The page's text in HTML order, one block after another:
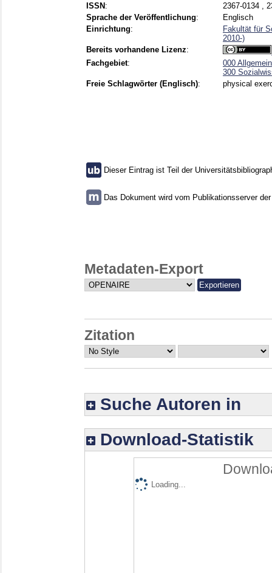
ISSN :
2367-0134 ,
Sprache der Veröffentlichung:
Englisch
Einrichtung:
Fakultät für
2010-)
Bereits vorhandene Lizenz:
Fachgebiet:
000
300
Freie Schlagwörter (Englisch): physical
Dieser Eintrag ist Teil der
Das Dokument wird vom Publikationsserver
Metadaten-Export
Zitation
Suche Autoren in
Download-Statistik
Loading...